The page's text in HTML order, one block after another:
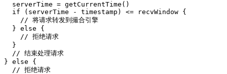
  serverTime
= getCurrentTime ()
  if
(serverTime - timestamp) <= recvWindow {
    // 将请求转发到撮合引擎
  }
else {
    // 拒绝请求
  }
  // 结束处理请求
} else {
  // 拒绝请求